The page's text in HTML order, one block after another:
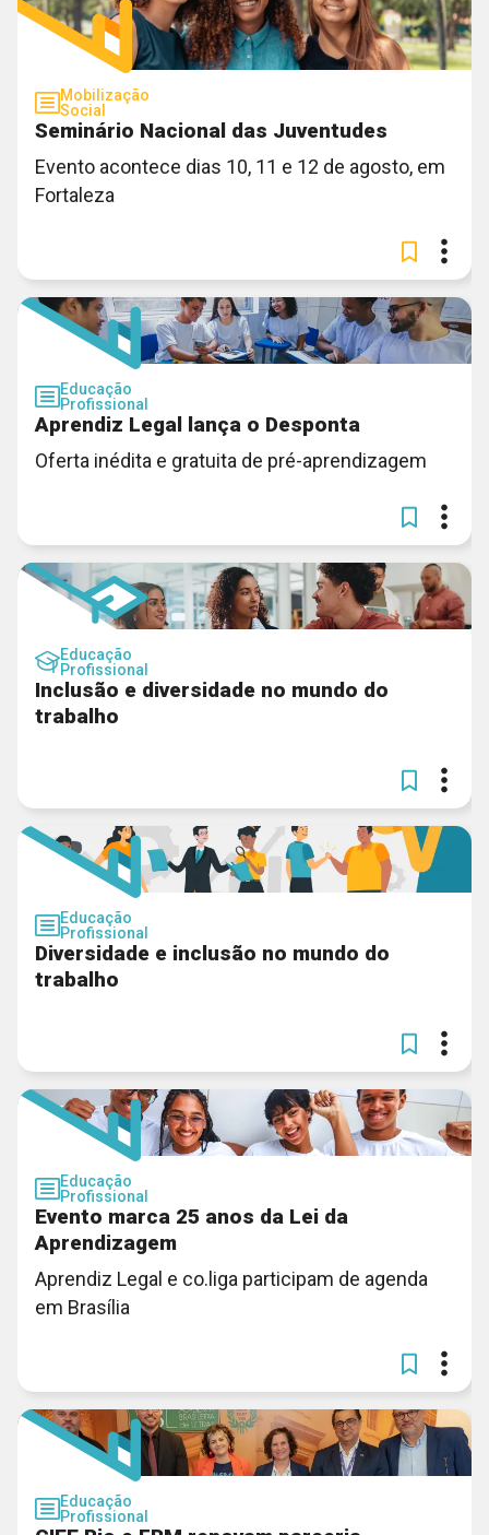
Mobilização
Social
Seminário Nacional das Juventudes
Evento acontece dias 10, 11 e 12 de agosto, em
Fortaleza
Educação
Profissional
Aprendiz Legal lança o Desponta
Oferta inédita e gratuita de pré-aprendizagem
Educação
Profissional
Inclusão e diversidade no mundo do
trabalho
Educação
Profissional
Diversidade e inclusão no mundo do
trabalho
Educação
Profissional
Evento marca 25 anos da Lei da
Aprendizagem
Aprendiz Legal e co.liga participam de agenda
em Brasília
Educação
Profissional